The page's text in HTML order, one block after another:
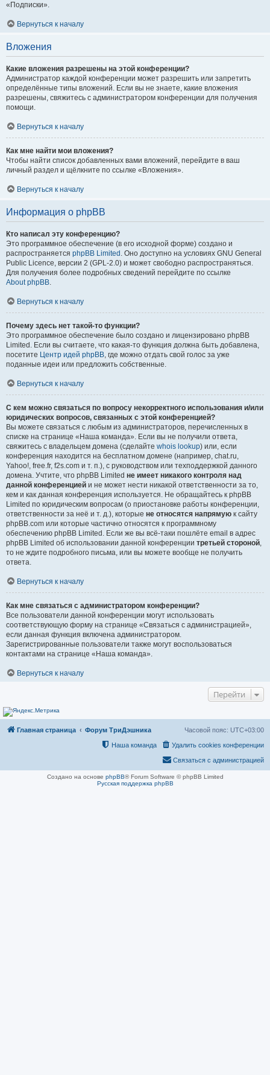
«Подписки».
Вернуться к началу
Вложения
Какие вложения разрешены на этой конференции?
Администратор каждой конференции может разрешить или запретить
определённые типы вложений. Если вы не знаете, какие вложения
разрешены, свяжитесь с администратором конференции для получения
помощи.
Вернуться к началу
Как мне найти мои вложения?
Чтобы найти список добавленных вами вложений, перейдите в ваш
личный раздел и щёлкните по ссылке «Вложения».
Вернуться к началу
Информация о phpBB
Кто написал эту конференцию?
Это программное обеспечение (в его исходной форме) создано и
распространяется phpBB Limited . Оно доступно на условиях GNU General
Public Licence, версии 2 (GPL-2.0) и может свободно распространяться.
Для получения более подробных сведений перейдите по ссылке
About phpBB.
Вернуться к началу
Почему здесь нет такой-то функции?
Это программное обеспечение было создано и лицензировано phpBB
Limited. Если вы считаете, что какая-то функция должна быть добавлена,
посетите Центр идей phpBB, где можно отдать свой голос за уже
поданные идеи или предложить собственные.
Вернуться к началу
С кем можно связаться по вопросу некорректного использования и/или
юридических вопросов, связанных с этой конференцией?
Вы можете связаться с любым из администраторов, перечисленных в
списке на странице «Наша команда». Если вы не получили ответа,
свяжитесь с владельцем домена (сделайте whois lookup) или, если
конференция находится на бесплатном домене (например, chat.ru,
Yahoo!, free.fr, f2s.com и т. п.), с руководством или техподдержкой данного
домена. Учтите, что phpBB Limited не имеет никакого контроля над
данной конференцией и не может нести никакой ответственности за то,
кем и как данная конференция используется. Не обращайтесь к phpBB
Limited по юридическим вопросам (о приостановке работы конференции,
ответственности за неё и т. д.), которые не относятся напрямую к сайту
phpBB.com или которые частично относятся к программному
обеспечению phpBB Limited. Если же вы всё-таки пошлёте email в адрес
phpBB Limited об использовании данной конференции третьей стороной,
то не ждите подробного письма, или вы можете вообще не получить
ответа.
Вернуться к началу
Как мне связаться с администратором конференции?
Все пользователи данной конференции могут использовать
соответствующую форму на странице «Связаться с администрацией»,
если данная функция включена администратором.
Зарегистрированные пользователи также могут воспользоваться
контактами на странице «Наша команда».
Вернуться к началу
Перейти
Главная страница Форум ТриДэшника Часовой пояс: UTC+03:00
Удалить cookies конференции
Наша команда
Связаться с администрацией
Создано на основе phpBB® Forum Software © phpBB Limited
Русская поддержка phpBB